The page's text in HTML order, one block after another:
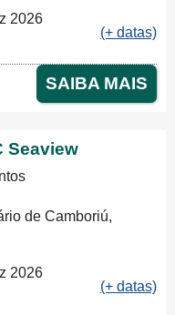
2026
(+ datas)
SAIBA MAIS
Seaview
de Camboriú,
2026
(+ datas)